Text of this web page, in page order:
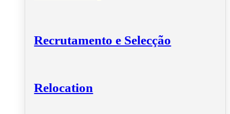
Recrutamento e Selecção
Relocation